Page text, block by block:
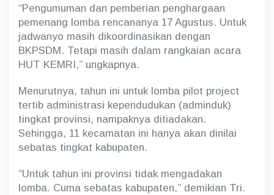
“Pengumuman dan pemberian penghargaan
pemenang lomba rencananya 17 Agustus. Untuk
jadwanyo masih dikoordinasikan dengan
BKPSDM. Tetapi masih dalam rangkaian acara
HUT KEMRI,” ungkapnya.
Menurutnya, tahun ini untuk lomba pilot project
tertib administrasi kependudukan (adminduk)
tingkat provinsi, nampaknya ditiadakan.
Sehingga, 11 kecamatan ini hanya akan dinilai
sebatas tingkat kabupaten.
“Untuk tahun ini provinsi tidak mengadakan
lomba. Cuma sebatas kabupaten,” demikian Tri.